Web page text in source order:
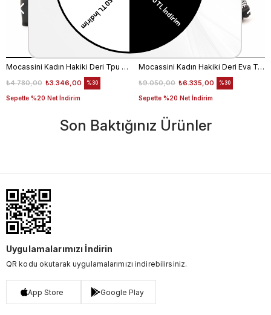
Mocassini Kadın Hakiki Deri Tpu Taban Siyah Günlük Ayakkabı
₺3.346,00
₺4.780,00
Sepette %20 Net İndirim
%30
Mocassini Kadın Hakiki Deri Eva Taban Beyaz Günlük Ayakkabı
₺6.335,00
₺9.050,00
Sepette %20 Net İndirim
%30
Son Baktığınız Ürünler
Uygulamalarımızı İndirin
QR kodu okutarak uygulamalarımızı indirebilirsiniz.
App Store Google Play